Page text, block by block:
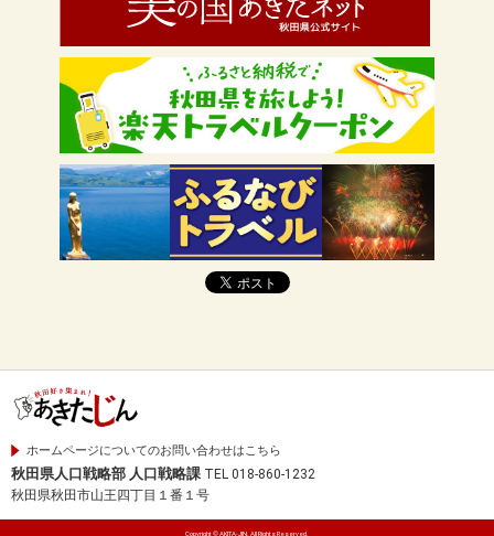
ホームページについてのお問い合わせはこちら
秋田県人口戦略部 人口戦略課 TEL 018-860-1232
秋田県秋田市山王四丁目１番１号
Copyright © AKITA-JIN. All Rights Reserved.